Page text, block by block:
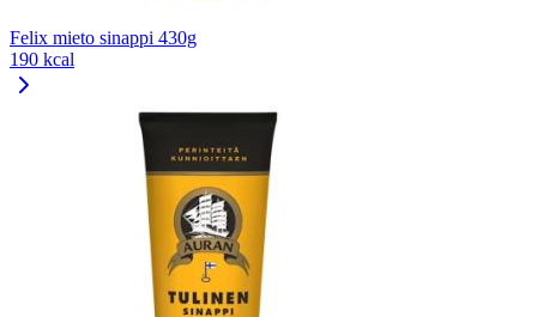
Felix mieto sinappi 430g
190 kcal